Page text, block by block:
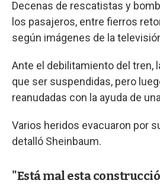
Decenas de rescatistas y
los pasajeros, entre fierros
según imágenes de la
Ante el debilitamiento del tren,
que ser suspendidas, pero
reanudadas con la ayuda de
Varios heridos evacuaron por
detalló Sheinbaum.
"Está mal esta